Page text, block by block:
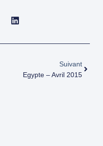
Suivant
Egypte – Avril 2015